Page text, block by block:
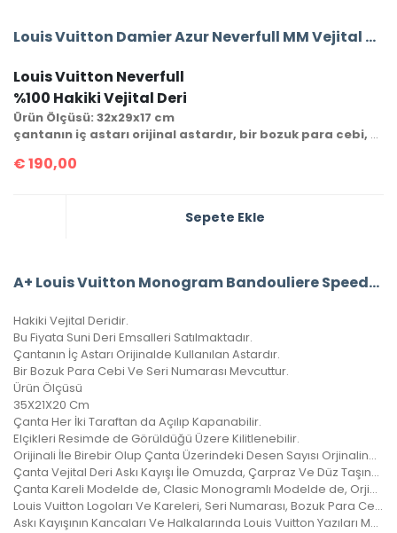
Louis Vuitton Damier Azur Neverfull MM Vejital Deri Orta Boy
Louis Vuitton Neverfull
%100 Hakiki Vejital Deri
Ürün Ölçüsü: 32x29x17 cm
çantanın iç astarı orijinal astardır, bir bozuk para cebi, cüzdanı ve seri numarası mevcuttur.
€190,00
Sepete Ekle
A+ Louis Vuitton Monogram Bandouliere Speedy 35’Lik Vejital Deri CRL242
Hakiki Vejital Deridir.
Bu Fiyata Suni Deri Emsalleri Satılmaktadır.
Çantanın İç Astarı Orijinalde Kullanılan Astardır.
Bir Bozuk Para Cebi Ve Seri Numarası Mevcuttur.
Ürün Ölçüsü
35X21X20 Cm
Çanta Her İki Taraftan da Açılıp Kapanabilir.
Elçikleri Resimde de Görüldüğü Üzere Kilitlenebilir.
Orijinali İle Birebir Olup Çanta Üzerindeki Desen Sayısı Orjinalinde ki İle Aynıdır.
Çanta Vejital Deri Askı Kayışı İle Omuzda, Çarpraz Ve Düz Taşınabilir.
Çanta Kareli Modelde de, Clasic Monogramlı Modelde de, Orjinalinde ki Kare Sayısı İle Çantamızdaki Kare Sayıları Eşittir.
Louis Vuitton Logoları Ve Kareleri, Seri Numarası, Bozuk Para Cebi İle Birebir Aynıdır.
Askı Kayışının Kancaları Ve Halkalarında Louis Vuitton Yazıları Mevcuttur Ve Metal Aksamları Altın Banyodur.